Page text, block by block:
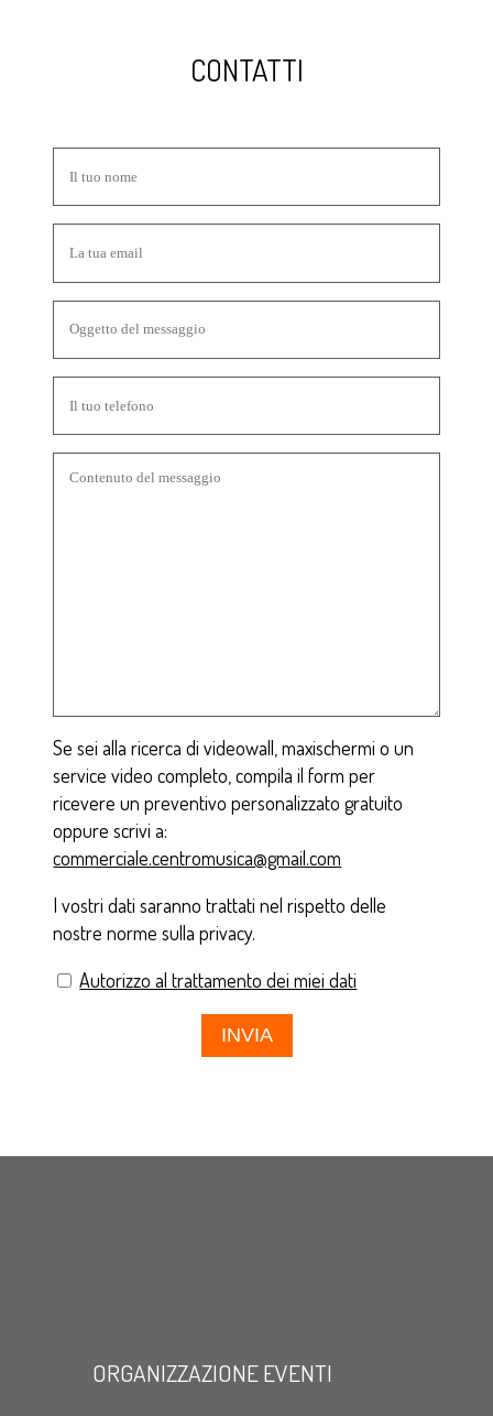
CONTATTI
Se sei alla ricerca di videowall, maxischermi o un
service video completo, compila il form per
ricevere un preventivo personalizzato gratuito
oppure scrivi a:
commerciale.centromusica@gmail.com
I vostri dati saranno trattati nel rispetto delle
nostre norme sulla privacy.
Autorizzo al trattamento dei miei dati
ORGANIZZAZIONE EVENTI